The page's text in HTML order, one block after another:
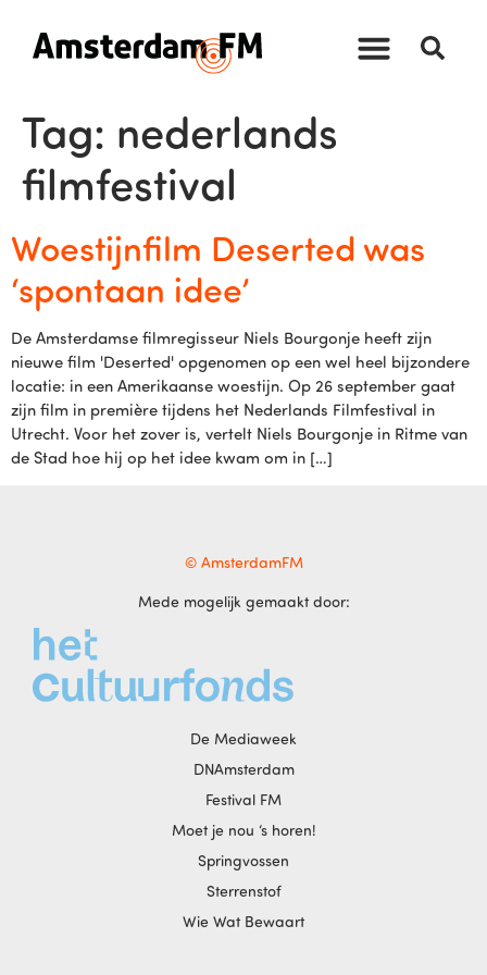
Tag: nederlands
filmfestival
Woestijnfilm Deserted was
‘spontaan idee’
De Amsterdamse filmregisseur Niels Bourgonje heeft zijn
nieuwe film 'Deserted' opgenomen op een wel heel bijzondere
locatie: in een Amerikaanse woestijn. Op 26 september gaat
zijn film in première tijdens het Nederlands Filmfestival in
Utrecht. Voor het zover is, vertelt Niels Bourgonje in Ritme van
de Stad hoe hij op het idee kwam om in […]
© AmsterdamFM
Mede mogelijk gemaakt door:
De Mediaweek
DNAmsterdam
Festival FM
Moet je nou ‘s horen!
Springvossen
Sterrenstof
Wie Wat Bewaart